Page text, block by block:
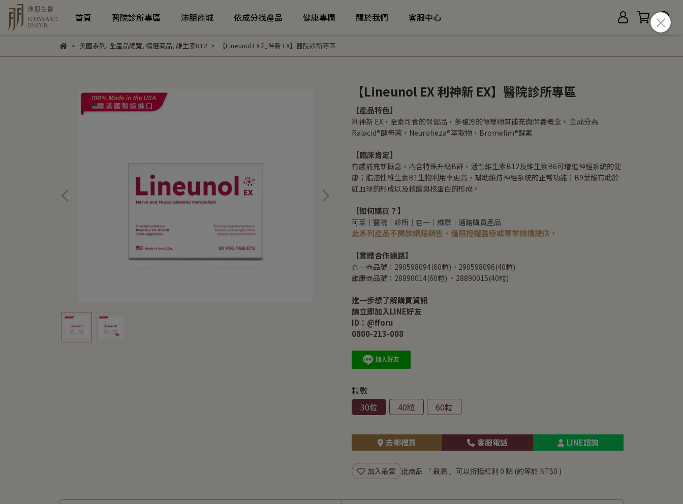
首頁 醫院診所專區 沛朋商城 依成分找產品 健康專欄 關於我們 客服中心
美國系列, 全產品總覽, 精選商品, 維生素B12 【Lineunol EX 利神新 EX】醫院診所專區
【Lineunol EX 利神新 EX】醫院診所專區
【產品特色】
利神新 EX，全素可食的保健品，多複方的傳導物質補充與保養概念。 主成分為
Ralacid®酵母菌，Neuroheza®萃取物，Bromelim®酵素
【臨床肯定】
有感補充新概念，內含特殊升級B群，活性維生素B12及維生素B6可增進神經系統的健
康；脂溶性維生素B1生物利用率更高，幫助維持神經系統的正常功能；B9葉酸有助於
紅血球的形成以及核酸與核蛋白的形成。
【如何購買？】
可至｜醫院｜診所｜杏一｜維康｜通路購買產品
此系列產品不開放網路銷售，僅限授權醫療或專業機構提供。
【實體合作通路】
杏一商品號：290598094(60粒)、290598096(40粒)
維康商品號：28890014(60粒) 、28890015(40粒)
進一步想了解購買資訊
請立即加入LINE好友
ID：@fforu
0800-213-008
粒數
30粒
40粒 60粒
去哪裡買 客服電話 LINE諮詢
加入最愛 此商品 「 最高 」可以折抵紅利 0 點 (約等於 NT$0 )